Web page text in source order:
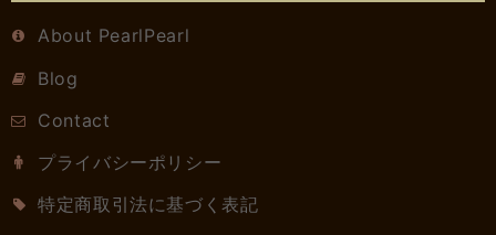
About PearlPearl
Blog
Contact
プライバシーポリシー
特定商取引法に基づく表記